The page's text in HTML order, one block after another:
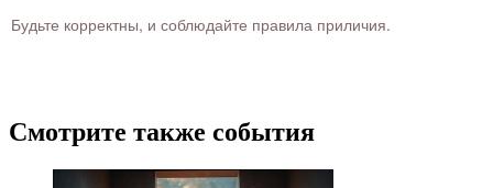
Будьте корректны, и соблюдайте правила приличия.
Смотрите также события